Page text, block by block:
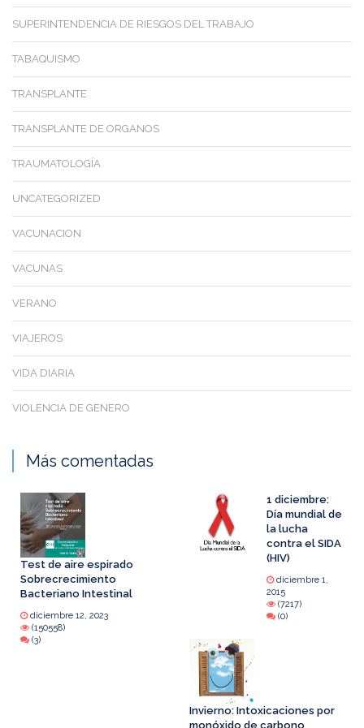
SUPERINTENDENCIA DE RIESGOS DEL TRABAJO
TABAQUISMO
TRANSPLANTE
TRANSPLANTE DE ORGANOS
TRAUMATOLOGÍA
UNCATEGORIZED
VACUNACION
VACUNAS
VERANO
VIAJEROS
VIDA DIARIA
VIOLENCIA DE GENERO
Más comentadas
Test de aire espirado
Sobrecrecimiento
Bacteriano Intestinal
diciembre 12, 2023
(150558)
(3)
1 diciembre:
Día mundial de
la lucha
contra el SIDA
(HIV)
diciembre 1,
2015
(7217)
(0)
Invierno: Intoxicaciones por
monóxido de carbono